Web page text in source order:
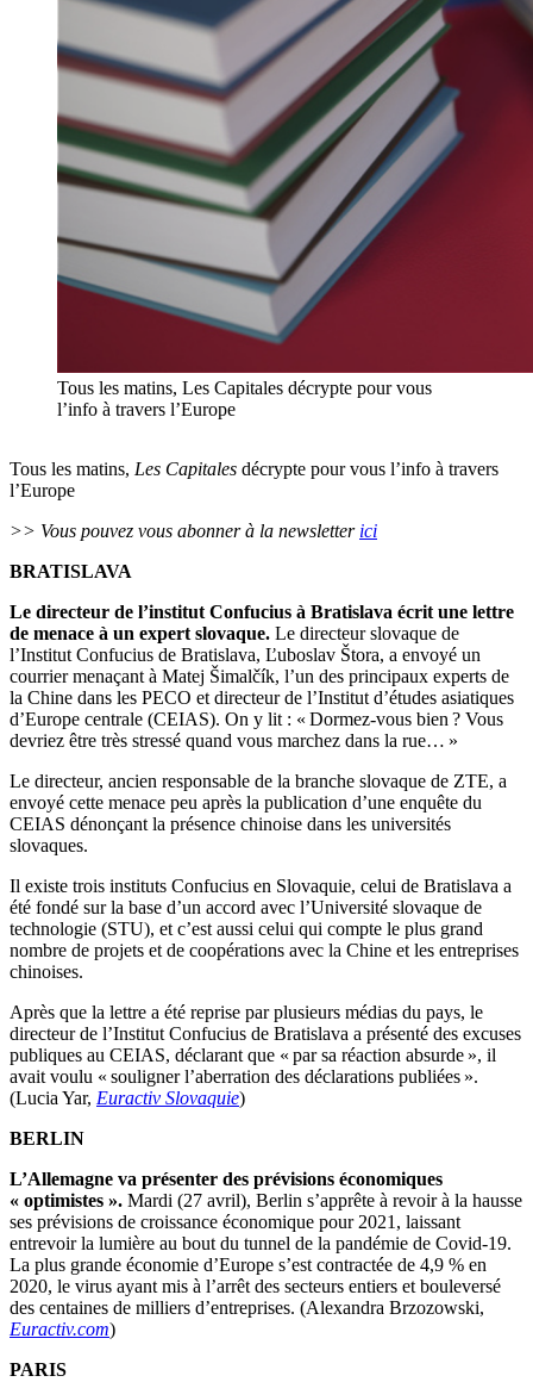
Tous les matins, Les Capitales décrypte pour vous
l’info à travers l’Europe
Tous les matins, Les Capitales décrypte pour vous l’info à travers
l’Europe
>> Vous pouvez vous abonner à la newsletter ici
BRATISLAVA
Le directeur de l’institut Confucius à Bratislava écrit une lettre
de menace à un expert slovaque. Le directeur slovaque de
l’Institut Confucius de Bratislava, Ľuboslav Štora, a envoyé un
courrier menaçant à Matej Šimalčík, l’un des principaux experts de
la Chine dans les PECO et directeur de l’Institut d’études asiatiques
d’Europe centrale (CEIAS). On y lit : « Dormez-vous bien ? Vous
devriez être très stressé quand vous marchez dans la rue… »
Le directeur, ancien responsable de la branche slovaque de ZTE, a
envoyé cette menace peu après la publication d’une enquête du
CEIAS dénonçant la présence chinoise dans les universités
slovaques.
Il existe trois instituts Confucius en Slovaquie, celui de Bratislava a
été fondé sur la base d’un accord avec l’Université slovaque de
technologie (STU), et c’est aussi celui qui compte le plus grand
nombre de projets et de coopérations avec la Chine et les entreprises
chinoises.
Après que la lettre a été reprise par plusieurs médias du pays, le
directeur de l’Institut Confucius de Bratislava a présenté des excuses
publiques au CEIAS, déclarant que « par sa réaction absurde », il
avait voulu « souligner l’aberration des déclarations publiées ».
(Lucia Yar, Euractiv Slovaquie)
BERLIN
L’Allemagne va présenter des prévisions économiques
« optimistes ». Mardi (27 avril), Berlin s’apprête à revoir à la hausse
ses prévisions de croissance économique pour 2021, laissant
entrevoir la lumière au bout du tunnel de la pandémie de Covid-19.
La plus grande économie d’Europe s’est contractée de 4,9 % en
2020, le virus ayant mis à l’arrêt des secteurs entiers et bouleversé
des centaines de milliers d’entreprises. (Alexandra Brzozowski,
Euractiv.com)
PARIS